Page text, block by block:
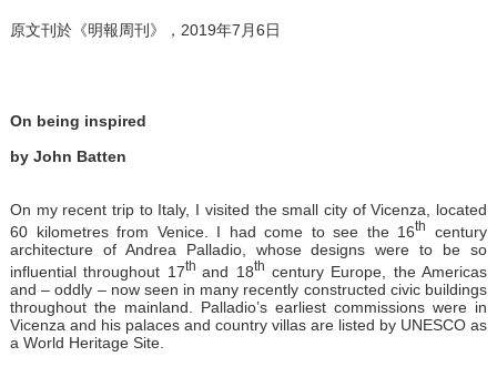
原文刊於《明報周刊》，2019年7月6日
On being inspired
by John Batten
On my recent trip to Italy, I visited the small city of Vicenza, located
60 kilometres from Venice. I had come to see the 16th
century
architecture of Andrea Palladio, whose designs were to be so
influential throughout 17th and 18th century Europe, the Americas
and – oddly – now seen in many recently constructed civic buildings
throughout the mainland. Palladio’s earliest commissions were in
Vicenza and his palaces and country villas are listed by UNESCO as
a World Heritage Site.